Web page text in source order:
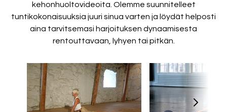
kehonhuoltovideoita. Olemme suunnitelleet
tuntikokonaisuuksia juuri sinua varten ja löydät helposti
aina tarvitsemasi harjoituksen dynaamisesta
rentouttavaan, lyhyen tai pitkän.